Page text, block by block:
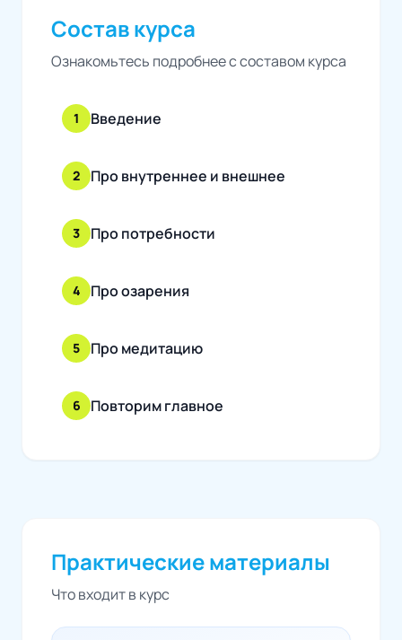
Состав курса
Ознакомьтесь подробнее с составом курса
1 Введение
2 Про внутреннее и внешнее
3 Про потребности
4 Про озарения
5 Про медитацию
6 Повторим главное
Практические материалы
Что входит в курс